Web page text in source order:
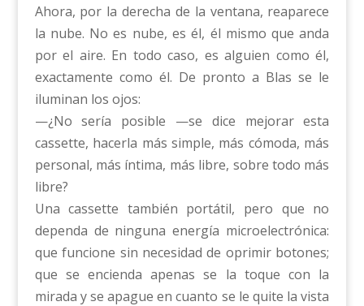
Ahora, por la derecha de la ventana, reaparece
la nube. No es nube, es él, él mismo que anda
por el aire. En todo caso, es alguien como él,
exactamente como él. De pronto a Blas se le
iluminan los ojos:
—¿No sería posible —se dice mejorar esta
cassette, hacerla más simple, más cómoda, más
personal, más íntima, más libre, sobre todo más
libre?
Una cassette también portátil, pero que no
dependa de ninguna energía microelectrónica:
que funcione sin necesidad de oprimir botones;
que se encienda apenas se la toque con la
mirada y se apague en cuanto se le quite la vista